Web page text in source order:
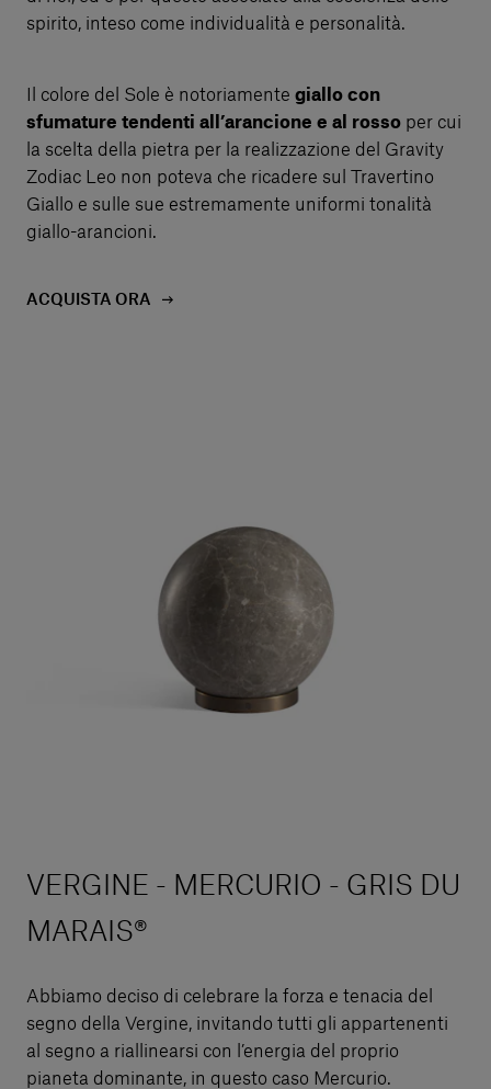
spirito, inteso come individualità e personalità.
Il colore del Sole è notoriamente giallo con
sfumature tendenti all’arancione e al rosso per cui
la scelta della pietra per la realizzazione del Gravity
Zodiac Leo non poteva che ricadere sul Travertino
Giallo e sulle sue estremamente uniformi tonalità
giallo-arancioni.
ACQUISTA ORA
VERGINE - MERCURIO - GRIS DU
MARAIS®
Abbiamo deciso di celebrare la forza e tenacia del
segno della Vergine, invitando tutti gli appartenenti
al segno a riallinearsi con l’energia del proprio
pianeta dominante, in questo caso Mercurio.